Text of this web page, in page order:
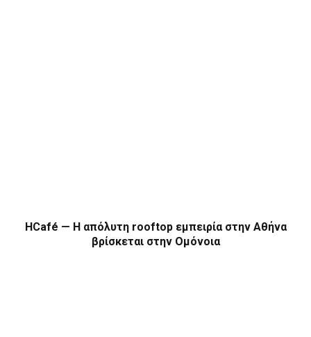
HCafé — Η απόλυτη rooftop εμπειρία στην Αθήνα
βρίσκεται στην Ομόνοια